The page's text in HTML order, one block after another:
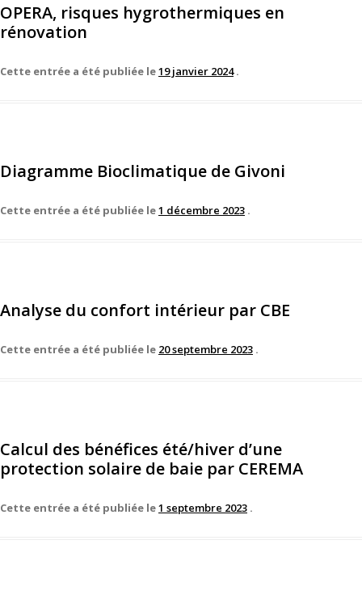
OPERA, risques hygrothermiques en
rénovation
Cette entrée a été publiée le19 janvier 2024 .
Diagramme Bioclimatique de Givoni
Cette entrée a été publiée le1 décembre 2023 .
Analyse du confort intérieur par CBE
Cette entrée a été publiée le 20 septembre 2023 .
Calcul des bénéfices été/hiver d’une
protection solaire de baie par CEREMA
Cette entrée a été publiée le1 septembre 2023 .